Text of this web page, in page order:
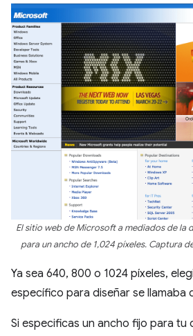
El sitio web de Microsoft a mediados de la
para un ancho de 1,024 píxeles. Captura
Ya sea 640, 800 o 1024 píxeles,
específico para diseñar se llamaba
Si especificas un ancho fijo para tu